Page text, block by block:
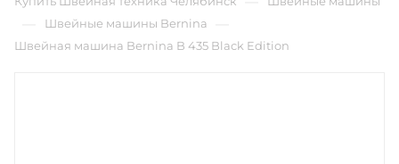
Швейные машины Bernina
Швейная машина Bernina B 435 Black Edition